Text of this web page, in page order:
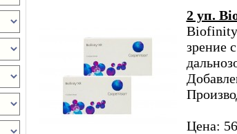
2 уп.
Biofinity
зрение
Цена: